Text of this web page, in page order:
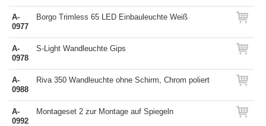
A-
0977
Borgo Trimless 65 LED Einbauleuchte Weiß
A-
0978
S-Light Wandleuchte Gips
A-
0988
Riva 350 Wandleuchte ohne Schirm, Chrom poliert
A-
0992
Montageset 2 zur Montage auf Spiegeln